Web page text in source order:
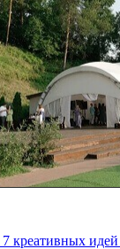
7 креативных